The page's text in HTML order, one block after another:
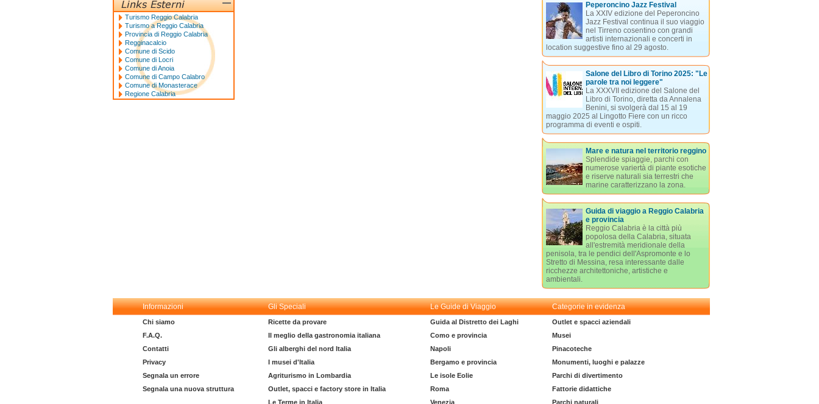
Peperoncino Jazz Festival
La XXIV edizione del Peperoncino
Jazz Festival continua il suo viaggio
nel Tirreno cosentino con grandi
artisti internazionali e concerti in
location suggestive fino al 29 agosto.
Salone del Libro di Torino 2025: "Le
parole tra noi leggere"
La XXXVII edizione del Salone del
Libro di Torino, diretta da Annalena
Benini, si svolgerà dal 15 al 19
maggio 2025 al Lingotto Fiere con un ricco
programma di eventi e ospiti.
Mare e natura nel territorio reggino
Splendide spiaggie, parchi con
numerose variertà di piante esotiche
e riserve naturali sia terrestri che
marine caratterizzano la zona.
Guida di viaggio a Reggio Calabria
e provincia
Reggio Calabria è la città più
popolosa della Calabria, situata
all'estremità meridionale della
penisola, tra le pendici dell'Aspromonte e lo
Stretto di Messina, resa interessante dalle
ricchezze architettoniche, artistiche e
ambientali.
Turismo Reggio Calabria
Turismo a Reggio Calabria
Provincia di Reggio Calabria
Regginacalcio
Comune di Scido
Comune di Locri
Comune di Anoia
Comune di Campo Calabro
Comune di Monasterace
Regione Calabria
Informazioni Gli Speciali Le Guide di Viaggio Categorie in evidenza
Chi siamo
F.A.Q.
Contatti
Privacy
Segnala un errore
Segnala una nuova struttura
Ricette da provare
Il meglio della gastronomia italiana
Gli alberghi del nord Italia
I musei d'Italia
Agriturismo in Lombardia
Outlet, spacci e factory store in Italia
Le Terme in Italia
Guida al Distretto dei Laghi
Como e provincia
Napoli
Bergamo e provincia
Le isole Eolie
Roma
Venezia
Outlet e spacci aziendali
Musei
Pinacoteche
Monumenti, luoghi e palazze
Parchi di divertimento
Fattorie didattiche
Parchi naturali